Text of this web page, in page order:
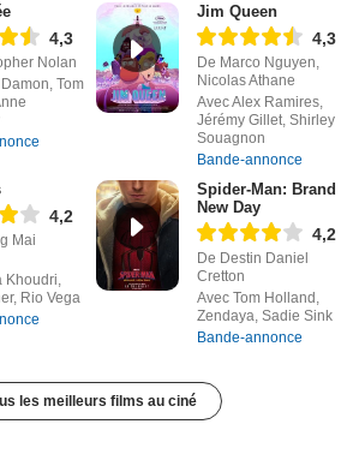
4,3
Nolan
Tom
Jim Queen
4,3
De Marco Nguyen,
Nicolas Athane
Avec Alex Ramires,
Jérémy Gillet, Shirley
Souagnon
Bande-annonce
4,2
Mai
Khoudri,
Rio Vega
Spider-Man: Brand
New Day
4,2
De Destin Daniel
Cretton
Avec Tom Holland,
Zendaya, Sadie Sink
Bande-annonce
les meilleurs films au ciné